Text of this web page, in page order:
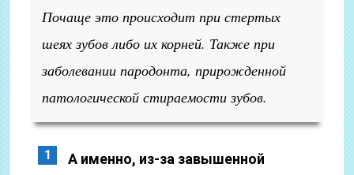
Почаще это происходит при стертых
шеях зубов либо их корней. Также при
заболевании пародонта, прирожденной
патологической стираемости зубов.
А именно, из-за завышенной